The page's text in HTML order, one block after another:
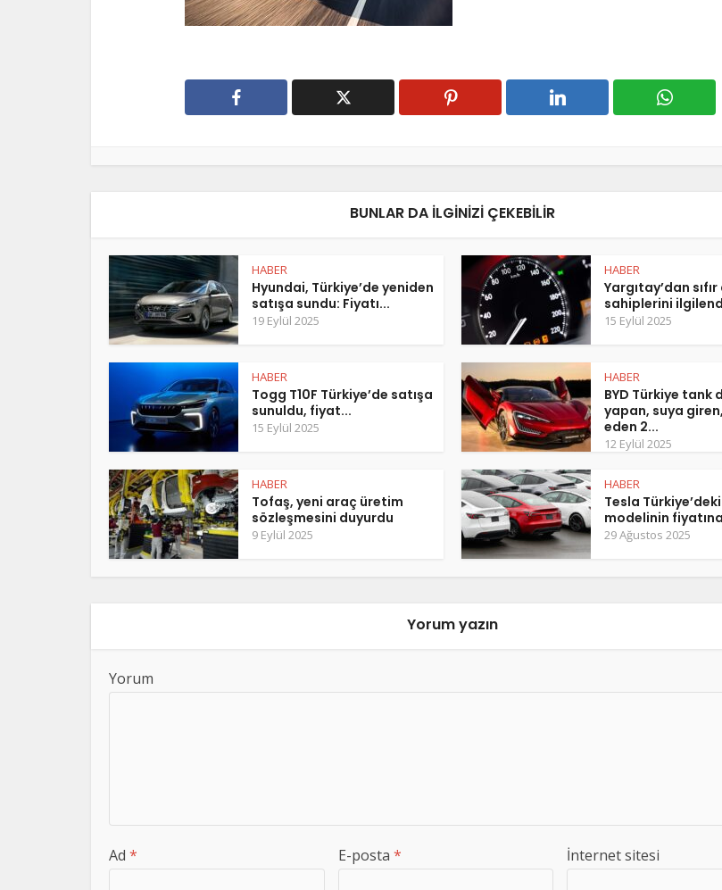
BUNLAR DA ILGINIZI ÇEKEBILIR
HABER
Hyundai, Türkiye’de yeniden
satışa sundu: Fiyatı...
19 Eylül 2025
HABER
Yargıtay’dan
sahiplerini
15 Eylül 2025
HABER
Togg T10F Türkiye’de satışa
sunuldu, fiyat...
15 Eylül 2025
HABER
BYD Türkiye tank
yapan, suya
eden 2...
12 Eylül 2025
HABER
Tofaş, yeni araç üretim
sözleşmesini duyurdu
9 Eylül 2025
HABER
Tesla
modelinin
29 Ağustos 2025
Yorum yazın
Yorum
Ad * E-posta * İnternet sitesi